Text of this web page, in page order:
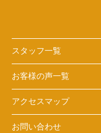
スタッフ一覧
お客様の声一覧
アクセスマップ
お問い合わせ